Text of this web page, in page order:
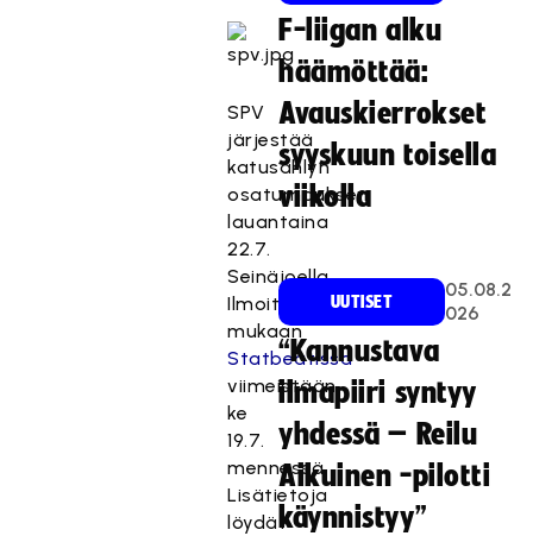
SPV
järjestää
katusählyn
osaturnauksen
lauantaina
22.7.
Seinäjoella.
Ilmoittaudu
mukaan
Statbeatissa
viimeistään
ke
19.7.
mennessä.
Lisätietoja
löydät
F-liigan alku
häämöttää:
Avauskierrokset
syyskuun toisella
viikolla
UUTISET
05.08.2
026
“Kannustava
ilmapiiri syntyy
yhdessä – Reilu
Aikuinen -pilotti
käynnistyy”